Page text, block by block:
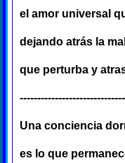
el amor universal
dejando atrás la
que perturba y
Una conciencia
es lo que